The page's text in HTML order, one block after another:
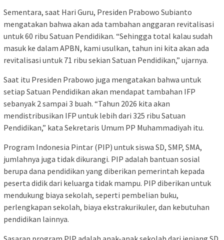
Sementara, saat Hari Guru, Presiden Prabowo Subianto
mengatakan bahwa akan ada tambahan anggaran revitalisasi
untuk 60 ribu Satuan Pendidikan. “Sehingga total kalau sudah
masuk ke dalam APBN, kami usulkan, tahun ini kita akan ada
revitalisasi untuk 71 ribu sekian Satuan Pendidikan,” ujarnya.
Saat itu Presiden Prabowo juga mengatakan bahwa untuk
setiap Satuan Pendidikan akan mendapat tambahan IFP
sebanyak 2 sampai 3 buah. “Tahun 2026 kita akan
mendistribusikan IFP untuk lebih dari 325 ribu Satuan
Pendidikan,” kata Sekretaris Umum PP Muhammadiyah itu.
Program Indonesia Pintar (PIP) untuk siswa SD, SMP, SMA,
jumlahnya juga tidak dikurangi. PIP adalah bantuan sosial
berupa dana pendidikan yang diberikan pemerintah kepada
peserta didik dari keluarga tidak mampu. PIP diberikan untuk
mendukung biaya sekolah, seperti pembelian buku,
perlengkapan sekolah, biaya ekstrakurikuler, dan kebutuhan
pendidikan lainnya.